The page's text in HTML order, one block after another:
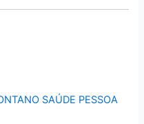
SAÚDE PESSOA